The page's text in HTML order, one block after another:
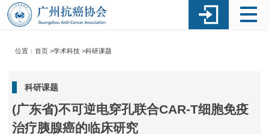
位置：首页 >学术科技>科研课题
科研课题
(广东省)不可逆电穿孔联合CAR-T细胞免疫
治疗胰腺癌的临床研究